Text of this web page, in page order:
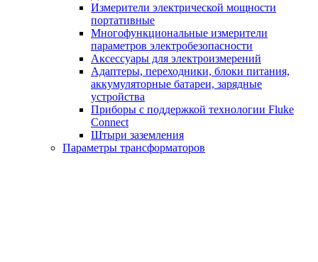
Измерители электрической мощности
портативные
Многофункциональные измерители
параметров электробезопасности
Аксессуары для электроизмерений
Адаптеры, переходники, блоки питания,
аккумуляторные батареи, зарядные
устройства
Приборы с поддержкой технологии Fluke
Connect
Штыри заземления
Параметры трансформаторов